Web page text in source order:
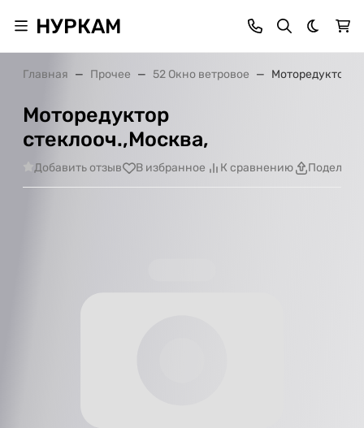
НУРКАМ Темная
Главная Прочее 52 Окно ветровое Моторедуктор
Моторедуктор
стеклооч.,Москва,
Добавить отзыв В избранное К сравнению